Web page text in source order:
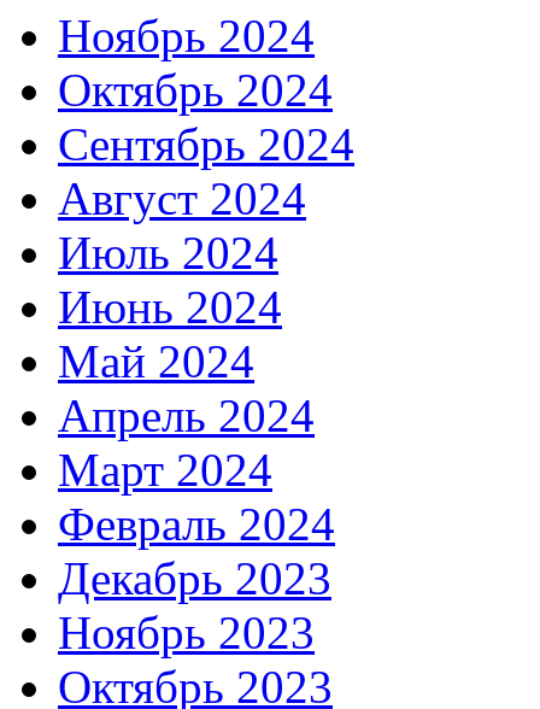
Ноябрь 2024
Октябрь 2024
Сентябрь 2024
Август 2024
Июль 2024
Июнь 2024
Май 2024
Апрель 2024
Март 2024
Февраль 2024
Декабрь 2023
Ноябрь 2023
Октябрь 2023